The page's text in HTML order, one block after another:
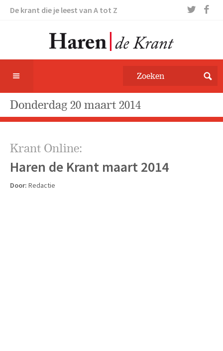
De krant die je leest van A tot Z
donderdag 20 maart 2014
Krant Online:
Haren de Krant maart 2014
Door: Redactie